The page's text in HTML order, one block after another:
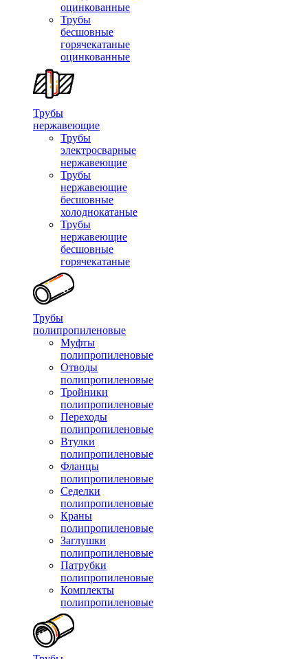
оцинкованные
Трубы
бесшовные
горячекатаные
оцинкованные
Трубы
нержавеющие
Трубы
электросварные
нержавеющие
Трубы
нержавеющие
бесшовные
холоднокатаные
Трубы
нержавеющие
бесшовные
горячекатаные
Трубы
полипропиленовые
Муфты
полипропиленовые
Отводы
полипропиленовые
Тройники
полипропиленовые
Переходы
полипропиленовые
Втулки
полипропиленовые
Фланцы
полипропиленовые
Седелки
полипропиленовые
Краны
полипропиленовые
Заглушки
полипропиленовые
Патрубки
полипропиленовые
Комплекты
полипропиленовые